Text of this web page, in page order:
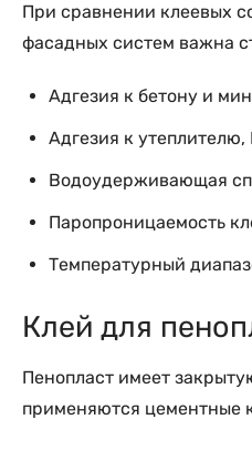
При сравнении клеевых
фасадных систем важна
Адгезия к бетону и
Адгезия к
Водоудерживающая
Паропроницаемость
Температурный
Клей для
Пенопласт имеет
применяются цементные